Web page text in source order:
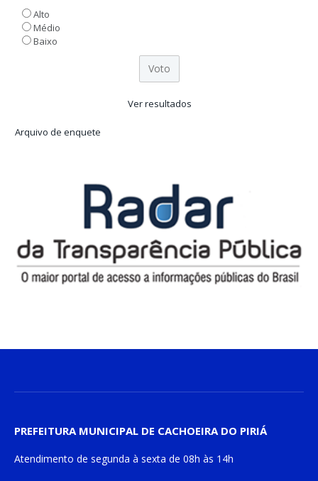
Alto
Médio
Baixo
Ver resultados
Arquivo de enquete
PREFEITURA MUNICIPAL DE CACHOEIRA DO PIRIÁ
Atendimento de segunda à sexta de 08h às 14h